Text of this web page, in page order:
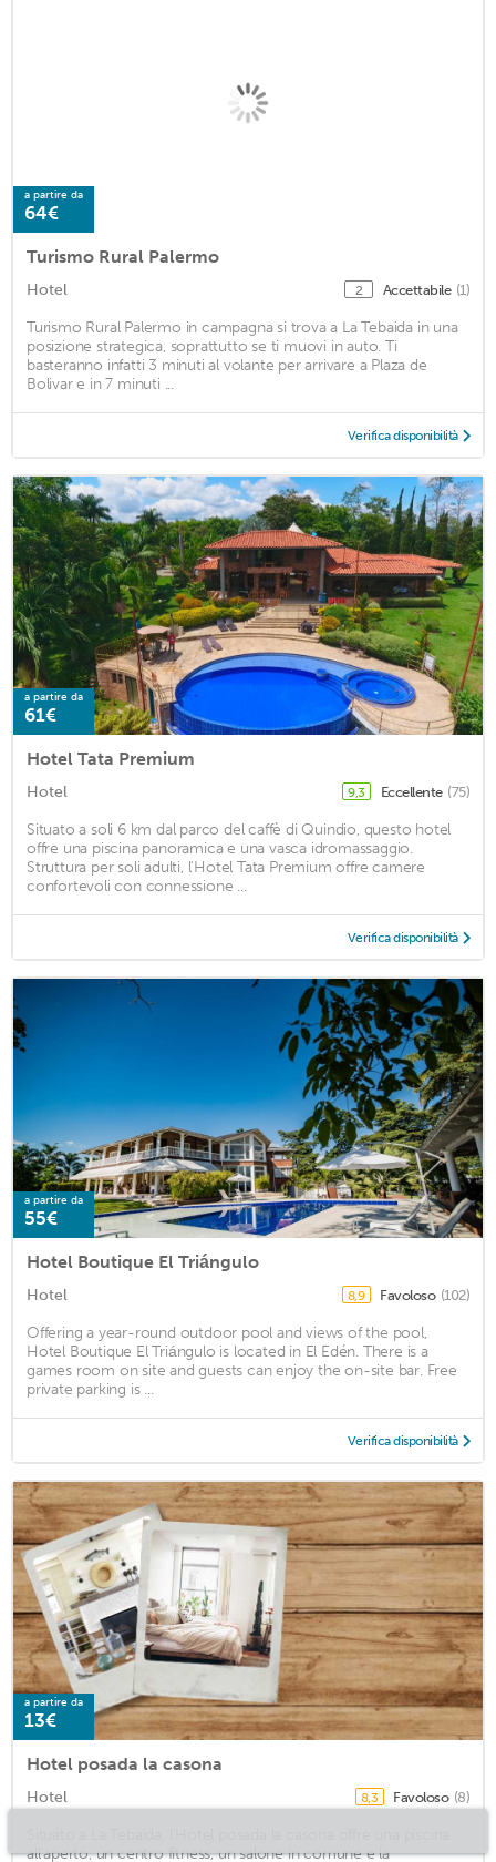
a partire da
64€
Turismo Rural Palermo
Hotel 2 Accettabile (1)
Turismo Rural Palermo in campagna si trova a La Tebaida in una
posizione strategica, soprattutto se ti muovi in auto. Ti
basteranno infatti 3 minuti al volante per arrivare a Plaza de
Bolivar e in 7 minuti ...
Verifica disponibilità
a partire da
61€
Hotel Tata Premium
Hotel 9,3 Eccellente (75)
Situato a soli 6 km dal parco del caffè di Quindio, questo hotel
offre una piscina panoramica e una vasca idromassaggio.
Struttura per soli adulti, l'Hotel Tata Premium offre camere
confortevoli con connessione ...
Verifica disponibilità
a partire da
55€
Hotel Boutique El Triángulo
Hotel 8,9 Favoloso (102)
Offering a year-round outdoor pool and views of the pool,
Hotel Boutique El Triángulo is located in El Edén. There is a
games room on site and guests can enjoy the on-site bar. Free
private parking is ...
Verifica disponibilità
a partire da
13€
Hotel posada la casona
Hotel 8,3 Favoloso (8)
all'aperto, un centro fitness, un salone in comune e la